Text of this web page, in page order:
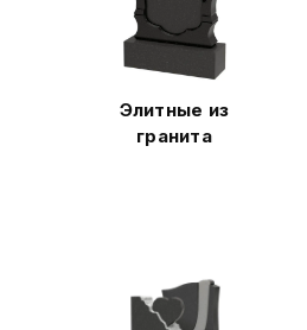
Элитные из
гранита